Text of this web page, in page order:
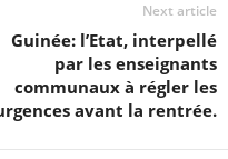
Next article
Guinée: l’Etat, interpellé
par les enseignants
communaux à régler les
avant la rentrée.